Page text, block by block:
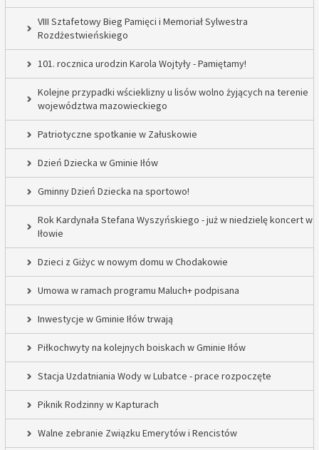
VIII Sztafetowy Bieg Pamięci i Memoriał Sylwestra
Rozdżestwieńskiego
101. rocznica urodzin Karola Wojtyły - Pamiętamy!
Kolejne przypadki wścieklizny u lisów wolno żyjących na terenie
województwa mazowieckiego
Patriotyczne spotkanie w Załuskowie
Dzień Dziecka w Gminie Iłów
Gminny Dzień Dziecka na sportowo!
Rok Kardynała Stefana Wyszyńskiego - już w niedzielę koncert w
Iłowie
Dzieci z Giżyc w nowym domu w Chodakowie
Umowa w ramach programu Maluch+ podpisana
Inwestycje w Gminie Iłów trwają
Piłkochwyty na kolejnych boiskach w Gminie Iłów
Stacja Uzdatniania Wody w Lubatce - prace rozpoczęte
Piknik Rodzinny w Kapturach
Walne zebranie Związku Emerytów i Rencistów